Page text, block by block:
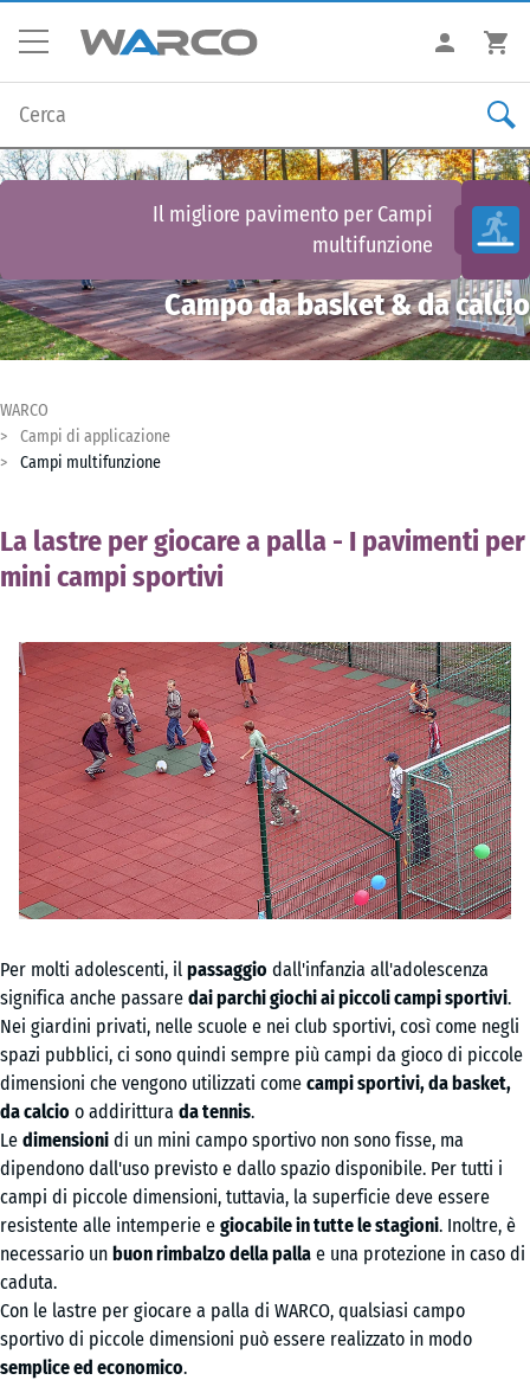
Il migliore pavimento per Campi
multifunzione
Campo da basket & da calcio
WARCO
Campi di applicazione
Campi multifunzione
La lastre per giocare a palla - I pavimenti per
mini campi sportivi
Per molti adolescenti, il passaggio dall'infanzia all'adolescenza
significa anche passare dai parchi giochi ai piccoli campi sportivi.
Nei giardini privati, nelle scuole e nei club sportivi, così come negli
spazi pubblici, ci sono quindi sempre più campi da gioco di piccole
dimensioni che vengono utilizzati come campi sportivi, da basket,
da calcio o addirittura da tennis.
Le dimensioni di un mini campo sportivo non sono fisse, ma
dipendono dall'uso previsto e dallo spazio disponibile. Per tutti i
campi di piccole dimensioni, tuttavia, la superficie deve essere
resistente alle intemperie e giocabile in tutte le stagioni. Inoltre, è
necessario un buon rimbalzo della palla e una protezione in caso di
caduta.
Con le lastre per giocare a palla di WARCO, qualsiasi campo
sportivo di piccole dimensioni può essere realizzato in modo
semplice ed economico.